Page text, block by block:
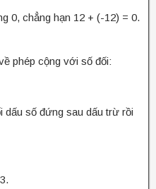
0, chẳng hạn 12 + (-12) = 0.
phép cộng với số đối:
dấu số đứng sau dấu trừ rồi